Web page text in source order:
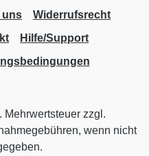
uns
Widerrufsrecht
Hilfe/Support
zzgl.
wenn nicht